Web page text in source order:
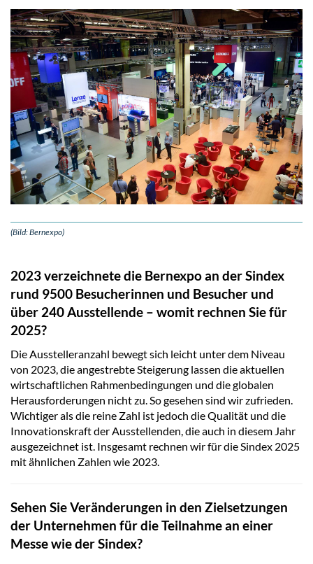
(Bild: Bernexpo)
2023 verzeichnete die Bernexpo an der Sindex
rund 9500 Besucherinnen und Besucher und
über 240 Ausstellende – womit rechnen Sie für
2025?
Die Ausstelleranzahl bewegt sich leicht unter dem Niveau
von 2023, die angestrebte Steigerung lassen die aktuellen
wirtschaftlichen Rahmenbedingungen und die globalen
Herausforderungen nicht zu. So gesehen sind wir zufrieden.
Wichtiger als die reine Zahl ist jedoch die Qualität und die
Innovationskraft der Ausstellenden, die auch in diesem Jahr
ausgezeichnet ist. Insgesamt rechnen wir für die Sindex 2025
mit ähnlichen Zahlen wie 2023.
Sehen Sie Veränderungen in den Zielsetzungen
der Unternehmen für die Teilnahme an einer
Messe wie der Sindex?